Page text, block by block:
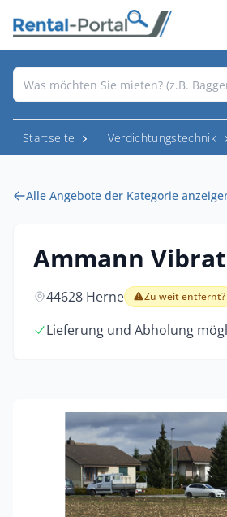
Startseite Verdichtungstechnik
Alle Angebote der Kategorie
Ammann
44628 Herne Zu weit entfernt?
Lieferung und Abholung